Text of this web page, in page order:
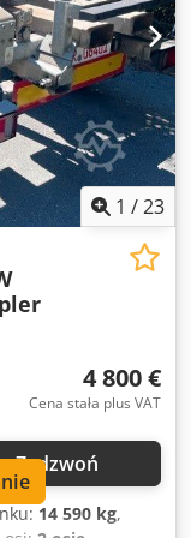
11 000 m²
filozofię firmy
zależy
kompleksowy
doradcę, który
sprzedaży
Ładowanie
zakupionych
Chętnie
Tablice
pomożemy w
tablic
Chętnie
Dodpfx Adjzr
1 /23
4 800 €
Cena stała plus VAT
Zadzwoń
14 590 kg,